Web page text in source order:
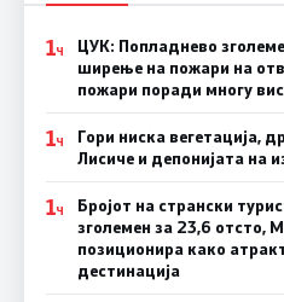
1Ч
ЦУК: Попладнево
ширење на пожари на
пожари поради многу
1Ч
Гори ниска вегетација,
Лисиче и депонијата на
1Ч
Бројот на странски
зголемен за 23,6 отсто,
позиционира како
дестинација